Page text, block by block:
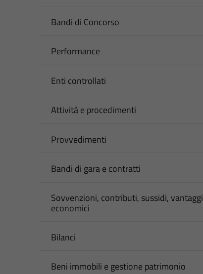
Bandi di Concorso
Performance
Enti controllati
Attività e procedimenti
Provvedimenti
Bandi di gara e contratti
Sovvenzioni, contributi, sussidi, vantaggi
economici
Bilanci
Beni immobili e gestione patrimonio